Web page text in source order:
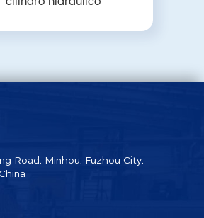
Road, Minhou, Fuzhou City,